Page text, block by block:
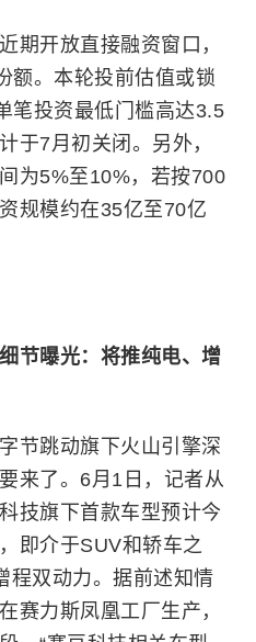
期开放直接融资窗口，
额。本轮投前估值或锁
笔投资最低门槛高达3.5
于7月初关闭。另外，
为5%至10%，若按700
规模约在35亿至70亿
节曝光：将推纯电、增
节跳动旗下火山引擎深
来了。6月1日，记者从
技旗下首款车型预计今
即介于SUV和轿车之
程双动力。据前述知情
赛力斯凤凰工厂生产，